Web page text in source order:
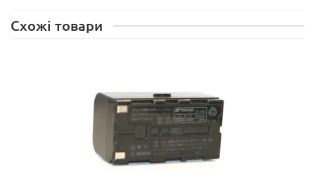
Схожі товари